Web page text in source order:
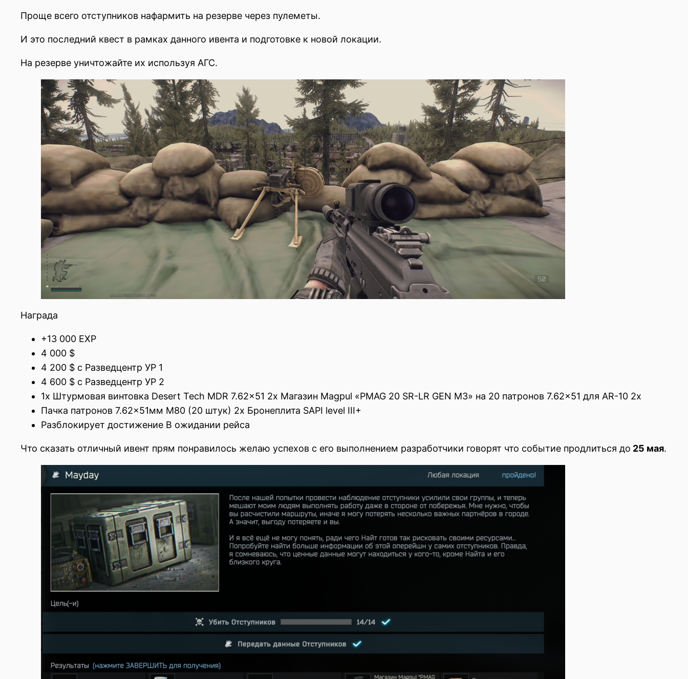
Проще всего отступников нафармить на резерве через пулеметы.
И это последний квест в рамках данного ивента и подготовке к новой локации.
На резерве уничтожайте их используя АГС.
Награда
+13 000 EXP
4 000 $
4 200 $ с Разведцентр УР 1
4 600 $ с Разведцентр УР 2
1x Штурмовая винтовка Desert Tech MDR 7.62×51 2x Магазин Magpul «PMAG 20 SR-LR GEN M3» на 20 патронов 7.62×51 для AR-10 2x
Пачка патронов 7.62×51мм M80 (20 штук) 2x Бронеплита SAPI level III+
Разблокирует достижение В ожидании рейса
Что сказать отличный ивент прям понравилось желаю успехов с его выполнением разработчики говорят что событие продлиться до 25 мая.